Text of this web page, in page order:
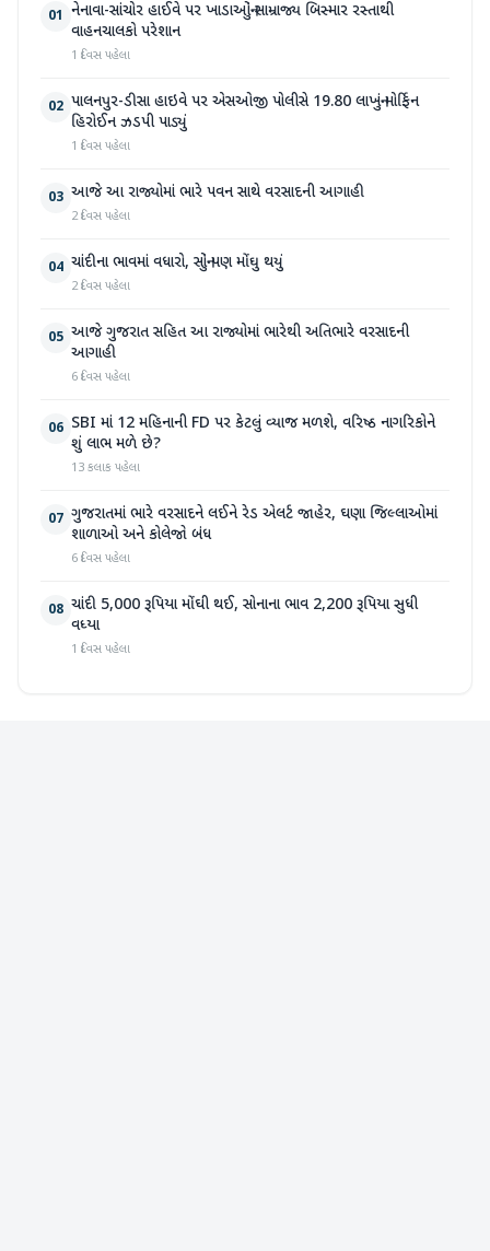
01 નેનાવા-સાંચોર હાઈવે પર ખાડાઓનું સામ્રાજ્ય બિસ્માર રસ્તાથી
વાહનચાલકો પરેશાન
1 દિવસ પહેલા
02 પાલનપુર-ડીસા હાઇવે પર એસઓજી પોલીસે 19.80 લાખનું મોર્ફિન
હિરોઈન ઝડપી પાડ્યું
1 દિવસ પહેલા
03 આજે આ રાજ્યોમાં ભારે પવન સાથે વરસાદની આગાહી
2 દિવસ પહેલા
04 ચાંદીના ભાવમાં વધારો, સોનું પણ મોંઘુ થયું
2 દિવસ પહેલા
05 આજે ગુજરાત સહિત આ રાજ્યોમાં ભારેથી અતિભારે વરસાદની
આગાહી
6 દિવસ પહેલા
06 SBI માં 12 મહિનાની FD પર કેટલું વ્યાજ મળશે, વરિષ્ઠ નાગરિકોને
શું લાભ મળે છે?
13 કલાક પહેલા
07 ગુજરાતમાં ભારે વરસાદને લઈને રેડ એલર્ટ જાહેર, ઘણા જિલ્લાઓમાં
શાળાઓ અને કોલેજો બંધ
6 દિવસ પહેલા
08 ચાંદી 5,000 રૂપિયા મોંઘી થઈ, સોનાના ભાવ 2,200 રૂપિયા સુધી
વધ્યા
1 દિવસ પહેલા